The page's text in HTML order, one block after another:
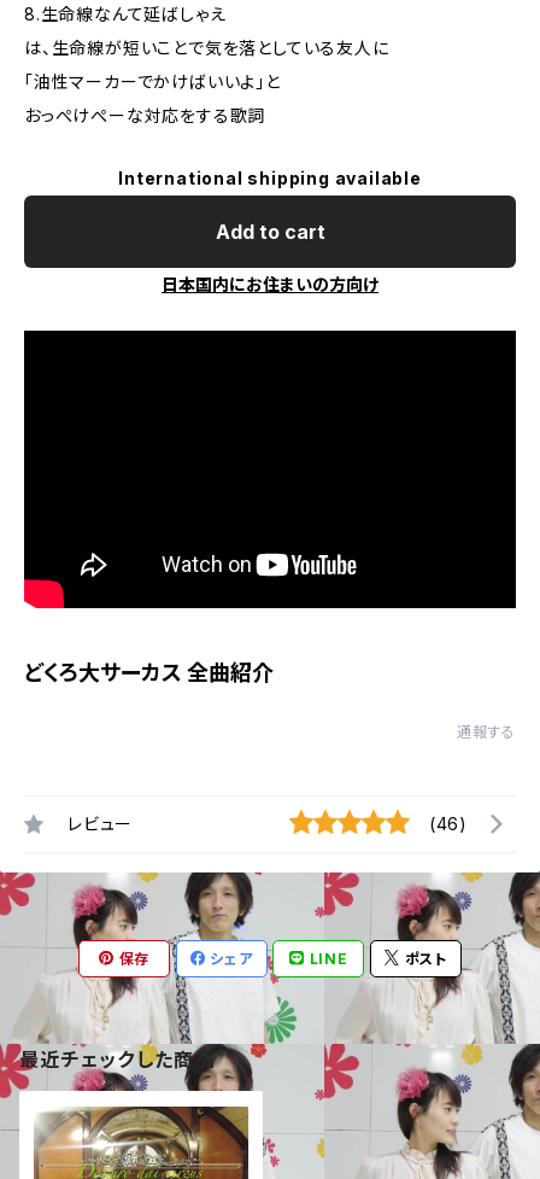
8.生命線なんて延ばしゃえ
は、生命線が短いことで気を落としている友人に
「油性マーカーでかけばいいよ」と
おっぺけぺーな対応をする歌詞
International shipping available
Add to cart
日本国内にお住まいの方向け
どくろ大サーカス 全曲紹介
通報する
レビュー (46)
保存 シェア LINE ポスト
最近チェックした商品